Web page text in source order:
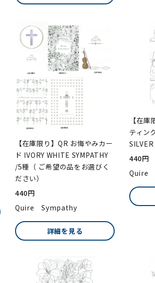
【在庫限り】QR お悔やみカー
ド IVORY WHITE SYMPATHY
/5種（ ご希望の品をお選びく
ださい）
440円
Quire Sympathy
詳細を見る
【在
ティン
440円
Quire